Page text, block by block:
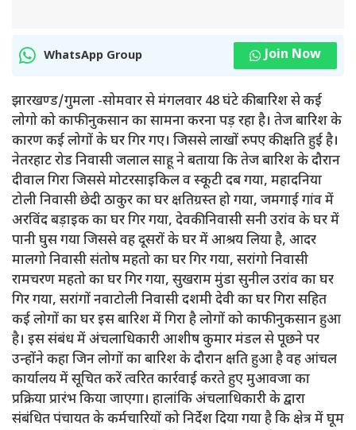
WhatsApp Group Join Now
झारखण्ड/गुमला -सोमवार से मंगलवार 48 घंटे की बारिश से कई
लोगो को काफी नुकसान का सामना करना पड़ रहा है। तेज बारिश के
कारण कई लोगों के घर गिर गए। जिससे लाखों रुपए की क्षति हुई है।
नेतरहाट रोड निवासी जलाल साहू ने बताया कि तेज बारिश के दौरान
दीवाल गिरा जिससे मोटरसाइकिल व स्कूटी दब गया, महादनिया
टोली निवासी छेदी ठाकुर का घर क्षतिग्रस्त हो गया, जमगाई गांव में
अरविंद बड़ाइक का घर गिर गया, देवकी निवासी सनी उरांव के घर में
पानी घुस गया जिससे वह दूसरों के घर में आश्रय लिया है, आदर
मालगो निवासी संतोष महतो का घर गिर गया, सरांगो निवासी
रामचरण महतो का घर गिर गया, सुखराम मुंडा सुनील उरांव का घर
गिर गया, सरांगों नवाटोली निवासी दशमी देवी का घर गिरा सहित
कई लोगों का घर इस बारिश में गिरा है लोगों को काफी नुकसान हुआ
है। इस संबंध में अंचलाधिकारी आशीष कुमार मंडल से पूछने पर
उन्होंने कहा जिन लोगों का बारिश के दौरान क्षति हुआ है वह आंचल
कार्यालय में सूचित करें त्वरित कार्रवाई करते हुए मुआवजा का
प्रक्रिया प्रारंभ किया जाएगा। हालांकि अंचलाधिकारी के द्वारा
संबंधित पंचायत के कर्मचारियों को निर्देश दिया गया है कि क्षेत्र में घूम